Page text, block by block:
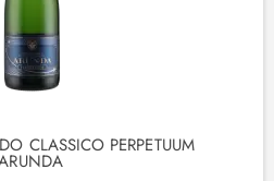
CLASSICO PERPETUUM